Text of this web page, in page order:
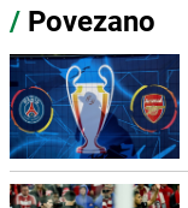
/ Povezano